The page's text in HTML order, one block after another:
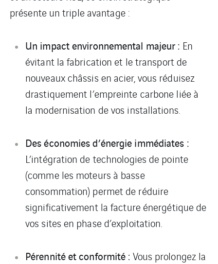
présente un triple avantage :
Un impact environnemental majeur : En
évitant la fabrication et le transport de
nouveaux châssis en acier, vous réduisez
drastiquement l’empreinte carbone liée à
la modernisation de vos installations.
Des économies d’énergie immédiates :
L’intégration de technologies de pointe
(comme les moteurs à basse
consommation) permet de réduire
significativement la facture énergétique de
vos sites en phase d’exploitation.
Pérennité et conformité : Vous prolongez la